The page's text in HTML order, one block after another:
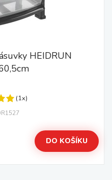
HEIDRUN
(1x)
DO KOŠÍKU